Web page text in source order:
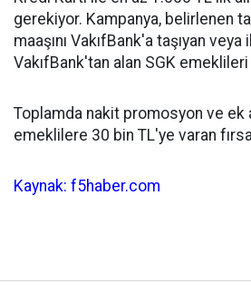
gerekiyor. Kampanya, belirlenen
maaşını VakıfBank'a taşıyan veya
VakıfBank'tan alan SGK
Toplamda nakit promosyon ve ek
emeklilere 30 bin TL'ye varan
Kaynak: f5haber.com